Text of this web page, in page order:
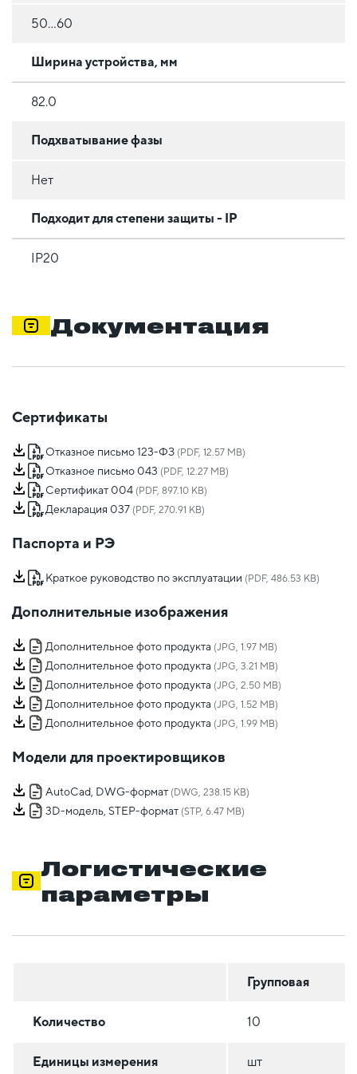
50…60
Ширина устройства, мм
82.0
Подхватывание фазы
Нет
Подходит для степени защиты - IP
IP20
Документация
Сертификаты
Отказное письмо 123-ФЗ (PDF, 12.57 MB)
Отказное письмо 043 (PDF, 12.27 MB)
Сертификат 004 (PDF, 897.10 KB)
Декларация 037 (PDF, 270.91 KB)
Паспорта и РЭ
Краткое руководство по эксплуатации (PDF, 486.53 KB)
Дополнительные изображения
Дополнительное фото продукта (JPG, 1.97 MB)
Дополнительное фото продукта (JPG, 3.21 MB)
Дополнительное фото продукта (JPG, 2.50 MB)
Дополнительное фото продукта (JPG, 1.52 MB)
Дополнительное фото продукта (JPG, 1.99 MB)
Модели для проектировщиков
AutoCad, DWG-формат (DWG, 238.15 KB)
3D-модель, STEP-формат (STP, 6.47 MB)
Логистические
параметры
Групповая
Количество 10
Единицы измерения шт